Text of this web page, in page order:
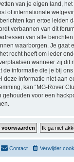
van je eigen land, het
of internationale
kan ertoe leiden
verbannen van dit
van alle
waarborgen. Je gaat
recht heeft om ieder
wanneer zij dit
de informatie die je bij
deze informatie niet aan
kan “MG-Rover
gehouden voor een
Verwijder
Contact